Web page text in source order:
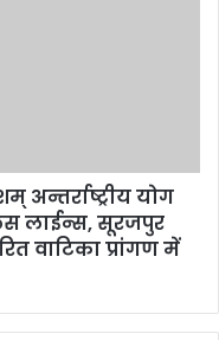
योग
लाईन्स, सूरजपुर
वाटिका प्रांगण में